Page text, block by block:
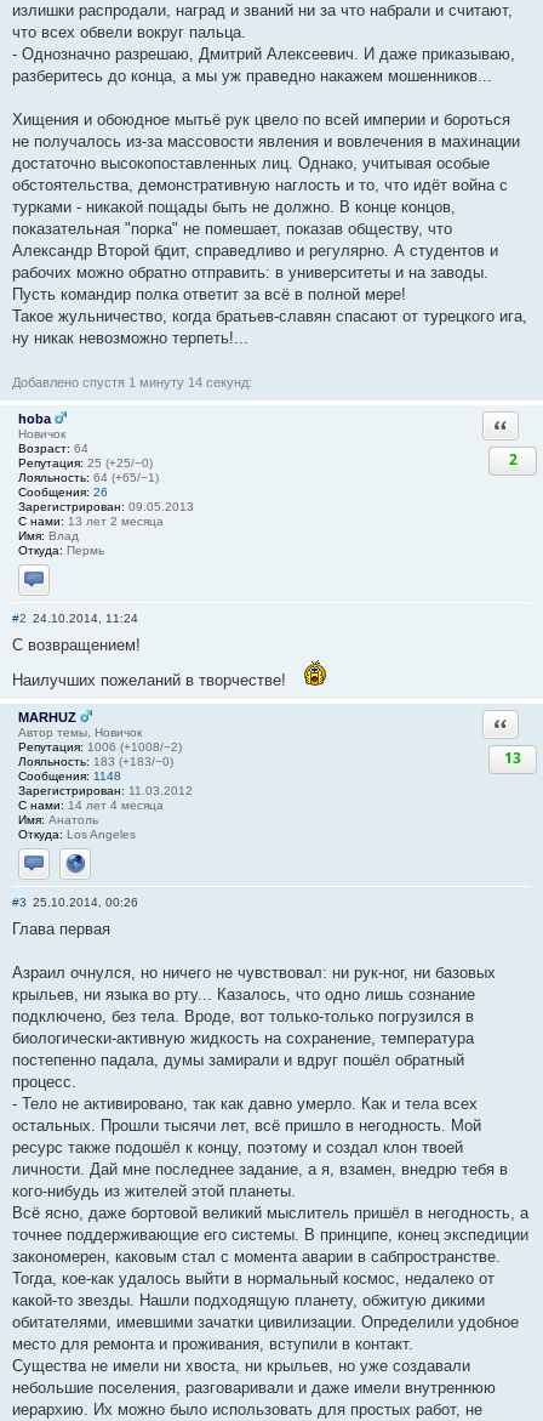
излишки распродали, наград и званий ни за что набрали и считают,
что всех обвели вокруг пальца.
- Однозначно разрешаю, Дмитрий Алексеевич. И даже приказываю,
разберитесь до конца, а мы уж праведно накажем мошенников...
Хищения и обоюдное мытьё рук цвело по всей империи и бороться
не получалось из-за массовости явления и вовлечения в махинации
достаточно высокопоставленных лиц. Однако, учитывая особые
обстоятельства, демонстративную наглость и то, что идёт война с
турками - никакой пощады быть не должно. В конце концов,
показательная "порка" не помешает, показав обществу, что
Александр Второй бдит, справедливо и регулярно. А студентов и
рабочих можно обратно отправить: в университеты и на заводы.
Пусть командир полка ответит за всё в полной мере!
Такое жульничество, когда братьев-славян спасают от турецкого ига,
ну никак невозможно терпеть!...
Добавлено спустя 1 минуту 14 секунд:
hoba
Новичок
Возраст: 64
Репутация: 25 (+25/−0)
Лояльность: 64 (+65/−1)
Сообщения: 26
Зарегистрирован: 09.05.2013
С нами: 13 лет 2 месяца
Имя: Влад
Откуда: Пермь
Отправить личное сообщение
2
#2 24.10.2014, 11:24
С возвращением!
Наилучших пожеланий в творчестве!
MARHUZ
Автор темы, Новичок
Репутация: 1006 (+1008/−2)
Лояльность: 183 (+183/−0)
Сообщения: 1148
Зарегистрирован: 11.03.2012
С нами: 14 лет 4 месяца
Имя: Анатоль
Откуда: Los Angeles
Отправить личное сообщение
Сайт
13
#3 25.10.2014, 00:26
Глава первая
Азраил очнулся, но ничего не чувствовал: ни рук-ног, ни базовых
крыльев, ни языка во рту... Казалось, что одно лишь сознание
подключено, без тела. Вроде, вот только-только погрузился в
биологически-активную жидкость на сохранение, температура
постепенно падала, думы замирали и вдруг пошёл обратный
процесс.
- Тело не активировано, так как давно умерло. Как и тела всех
остальных. Прошли тысячи лет, всё пришло в негодность. Мой
ресурс также подошёл к концу, поэтому и создал клон твоей
личности. Дай мне последнее задание, а я, взамен, внедрю тебя в
кого-нибудь из жителей этой планеты.
Всё ясно, даже бортовой великий мыслитель пришёл в негодность, а
точнее поддерживающие его системы. В принципе, конец экспедиции
закономерен, каковым стал с момента аварии в сабпространстве.
Тогда, кое-как удалось выйти в нормальный космос, недалеко от
какой-то звезды. Нашли подходящую планету, обжитую дикими
обитателями, имевшими зачатки цивилизации. Определили удобное
место для ремонта и проживания, вступили в контакт.
Существа не имели ни хвоста, ни крыльев, но уже создавали
небольшие поселения, разговаривали и даже имели внутреннюю
иерархию. Их можно было использовать для простых работ, не